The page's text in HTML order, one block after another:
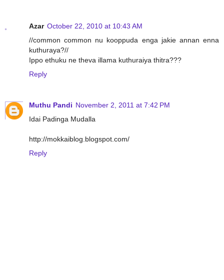
Azar October 22, 2010 at 10:43 AM
//common common nu kooppuda enga jakie annan enna
kuthuraya?//
Ippo ethuku ne theva illama kuthuraiya thitra???
Reply
Muthu Pandi November 2, 2011 at 7:42 PM
Idai Padinga Mudalla
http://mokkaiblog.blogspot.com/
Reply